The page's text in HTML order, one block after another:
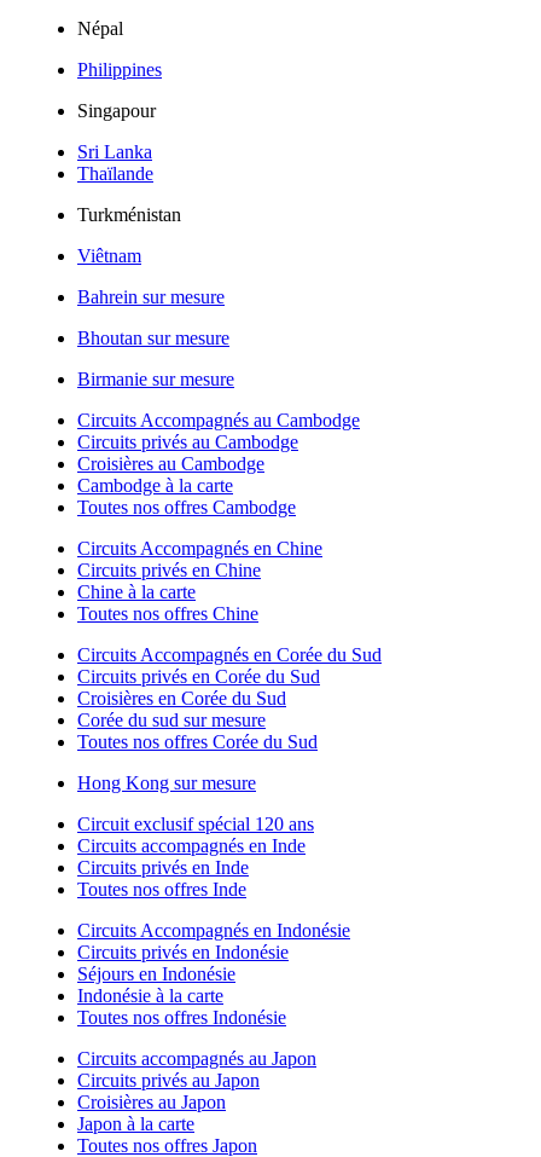
Népal
Philippines
Singapour
Sri Lanka
Thaïlande
Turkménistan
Viêtnam
Bahrein sur mesure
Bhoutan sur mesure
Birmanie sur mesure
Circuits Accompagnés au Cambodge
Circuits privés au Cambodge
Croisières au Cambodge
Cambodge à la carte
Toutes nos offres Cambodge
Circuits Accompagnés en Chine
Circuits privés en Chine
Chine à la carte
Toutes nos offres Chine
Circuits Accompagnés en Corée du Sud
Circuits privés en Corée du Sud
Croisières en Corée du Sud
Corée du sud sur mesure
Toutes nos offres Corée du Sud
Hong Kong sur mesure
Circuit exclusif spécial 120 ans
Circuits accompagnés en Inde
Circuits privés en Inde
Toutes nos offres Inde
Circuits Accompagnés en Indonésie
Circuits privés en Indonésie
Séjours en Indonésie
Indonésie à la carte
Toutes nos offres Indonésie
Circuits accompagnés au Japon
Circuits privés au Japon
Croisières au Japon
Japon à la carte
Toutes nos offres Japon